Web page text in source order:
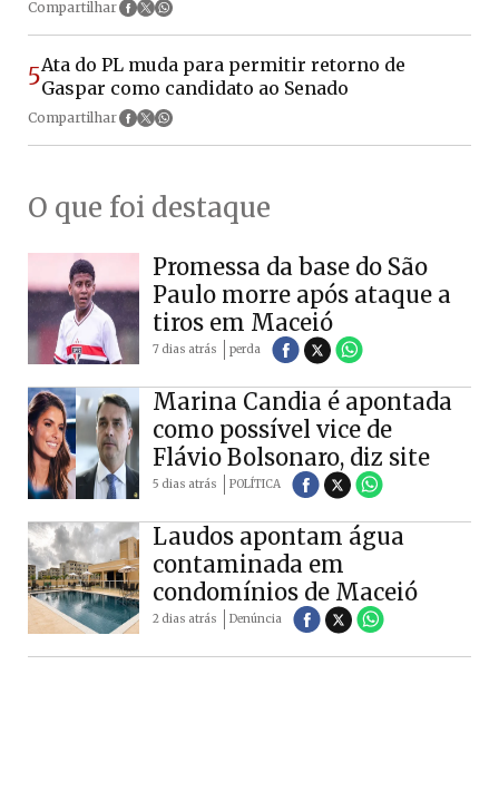
Compartilhar
5Ata do PL muda para permitir retorno de
Gaspar como candidato ao Senado
Compartilhar
O que foi destaque
Promessa da base do São
Paulo morre após ataque a
tiros em Maceió
7 dias atrás perda
Marina Candia é apontada
como possível vice de
Flávio Bolsonaro, diz site
5 dias atrás POLÍTICA
Laudos apontam água
contaminada em
condomínios de Maceió
2 dias atrás Denúncia